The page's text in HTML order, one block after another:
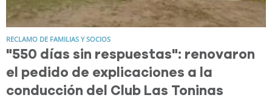
RECLAMO DE FAMILIAS Y SOCIOS
"550 días sin respuestas": renovaron
el pedido de explicaciones a la
conducción del Club Las Toninas